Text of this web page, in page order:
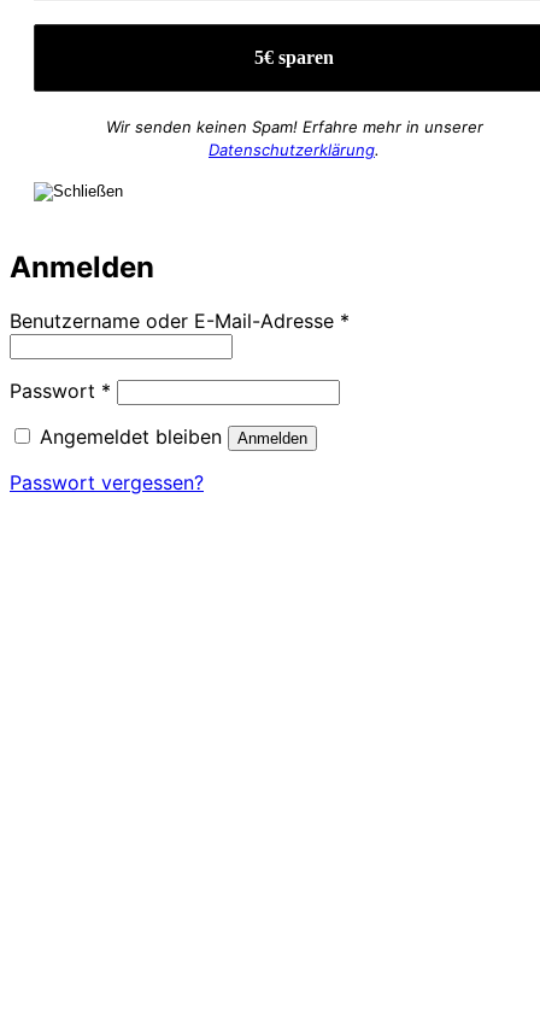
Wir senden keinen Spam! Erfahre mehr in unserer
Datenschutzerklärung.
Anmelden
Benutzername oder E-Mail-Adresse *
Passwort * Erforderlich
Angemeldet bleiben
Anmelden
Passwort vergessen?